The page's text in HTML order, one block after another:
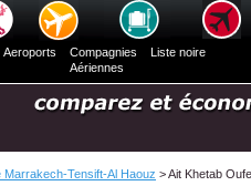
Aeroports
Compagnies
Aériennes
Liste noire
Marrakech-Tensift-Al Haouz > Ait Khetab